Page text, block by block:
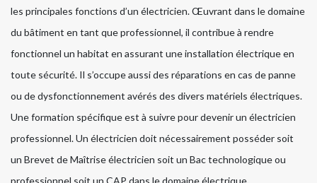
les principales fonctions d’un électricien. Œuvrant dans le domaine
du bâtiment en tant que professionnel, il contribue à rendre
fonctionnel un habitat en assurant une installation électrique en
toute sécurité. Il s’occupe aussi des réparations en cas de panne
ou de dysfonctionnement avérés des divers matériels électriques.
Une formation spécifique est à suivre pour devenir un électricien
professionnel. Un électricien doit nécessairement posséder soit
un Brevet de Maîtrise électricien soit un Bac technologique ou